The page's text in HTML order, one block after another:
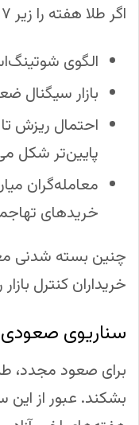
اگر طلا هفته را زیر ۳٬۹۹۷ دلار ببندد:
الگوی
بازار
پایین‌تر شکل
معامله‌گران
خریدهای
چنین بسته شدنی
خریداران کنترل
سناریوی
بشکند. عبور از